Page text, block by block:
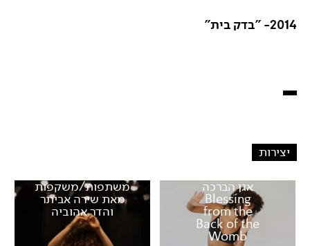
2014- "בדק בית"
יצירות
אגן הברכה
Blessing
from the
Back of the
Womb
משתפות/משקפות
מאת שירה אביתר
והדר אהוביה